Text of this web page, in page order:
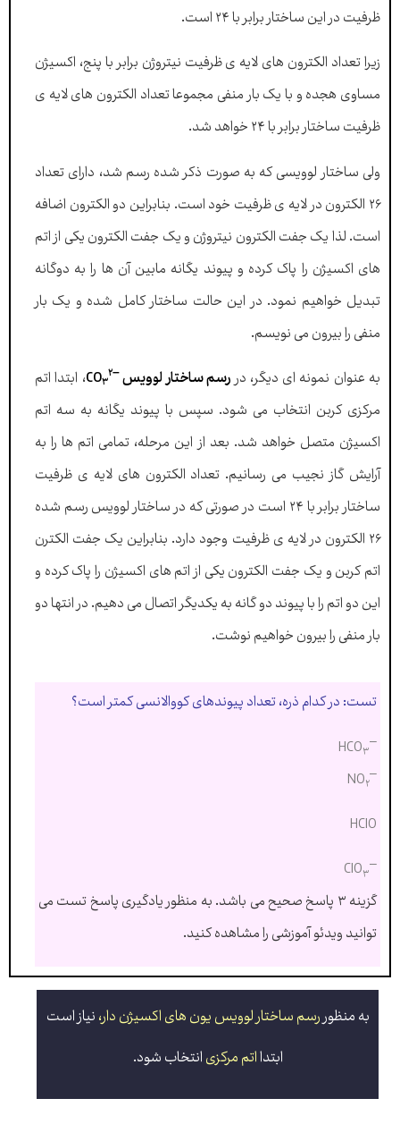
ظرفیت در این ساختار برابر با ۲۴ است.
زیرا تعداد الکترون های لایه ی ظرفیت نیتروژن برابر با پنج، اکسیژن
مساوی هجده و با یک بار منفی مجموعا تعداد الکترون های لایه ی
ظرفیت ساختار برابر با ۲۴ خواهد شد.
ولی ساختار لوویسی که به صورت ذکر شده رسم شد، دارای تعداد
۲۶ الکترون در لایه ی ظرفیت خود است. بنابراین دو الکترون اضافه
است. لذا یک جفت الکترون نیتروژن و یک جفت الکترون یکی از اتم
های اکسیژن را پاک کرده و پیوند یگانه مابین آن ها را به دوگانه
تبدیل خواهیم نمود. در این حالت ساختار کامل شده و یک بار
منفی را بیرون می نویسم.
به عنوان نمونه ای دیگر، دررسم ساختار لوویس–
CO۳۲
، ابتدا اتم
مرکزی کربن انتخاب می شود. سپس با پیوند یگانه به سه اتم
اکسیژن متصل خواهد شد. بعد از این مرحله، تمامی اتم ها را به
آرایش گاز نجیب می رسانیم. تعداد الکترون های لایه ی ظرفیت
ساختار برابر با ۲۴ است در صورتی که در ساختار لوویس رسم شده
۲۶ الکترون در لایه ی ظرفیت وجود دارد. بنابراین یک جفت الکترن
اتم کربن و یک جفت الکترون یکی از اتم های اکسیژن را پاک کرده و
این دو اتم را با پیوند دو گانه به یکدیگر اتصال می دهیم. در انتها دو
بار منفی را بیرون خواهیم نوشت.
تست: در کدام ذره، تعداد پیوندهای کووالانسی کمتر است؟
–
HCO۳
–
NO۲
HClO
–
ClO۳
گزینه ۳ پاسخ صحیح می باشد. به منظور یادگیری پاسخ تست می
توانید ویدئو آموزشی را مشاهده کنید.
به منظوررسم ساختار لوویس یون های اکسیژن دار،نیاز است
ابتدااتم مرکزیانتخاب شود.